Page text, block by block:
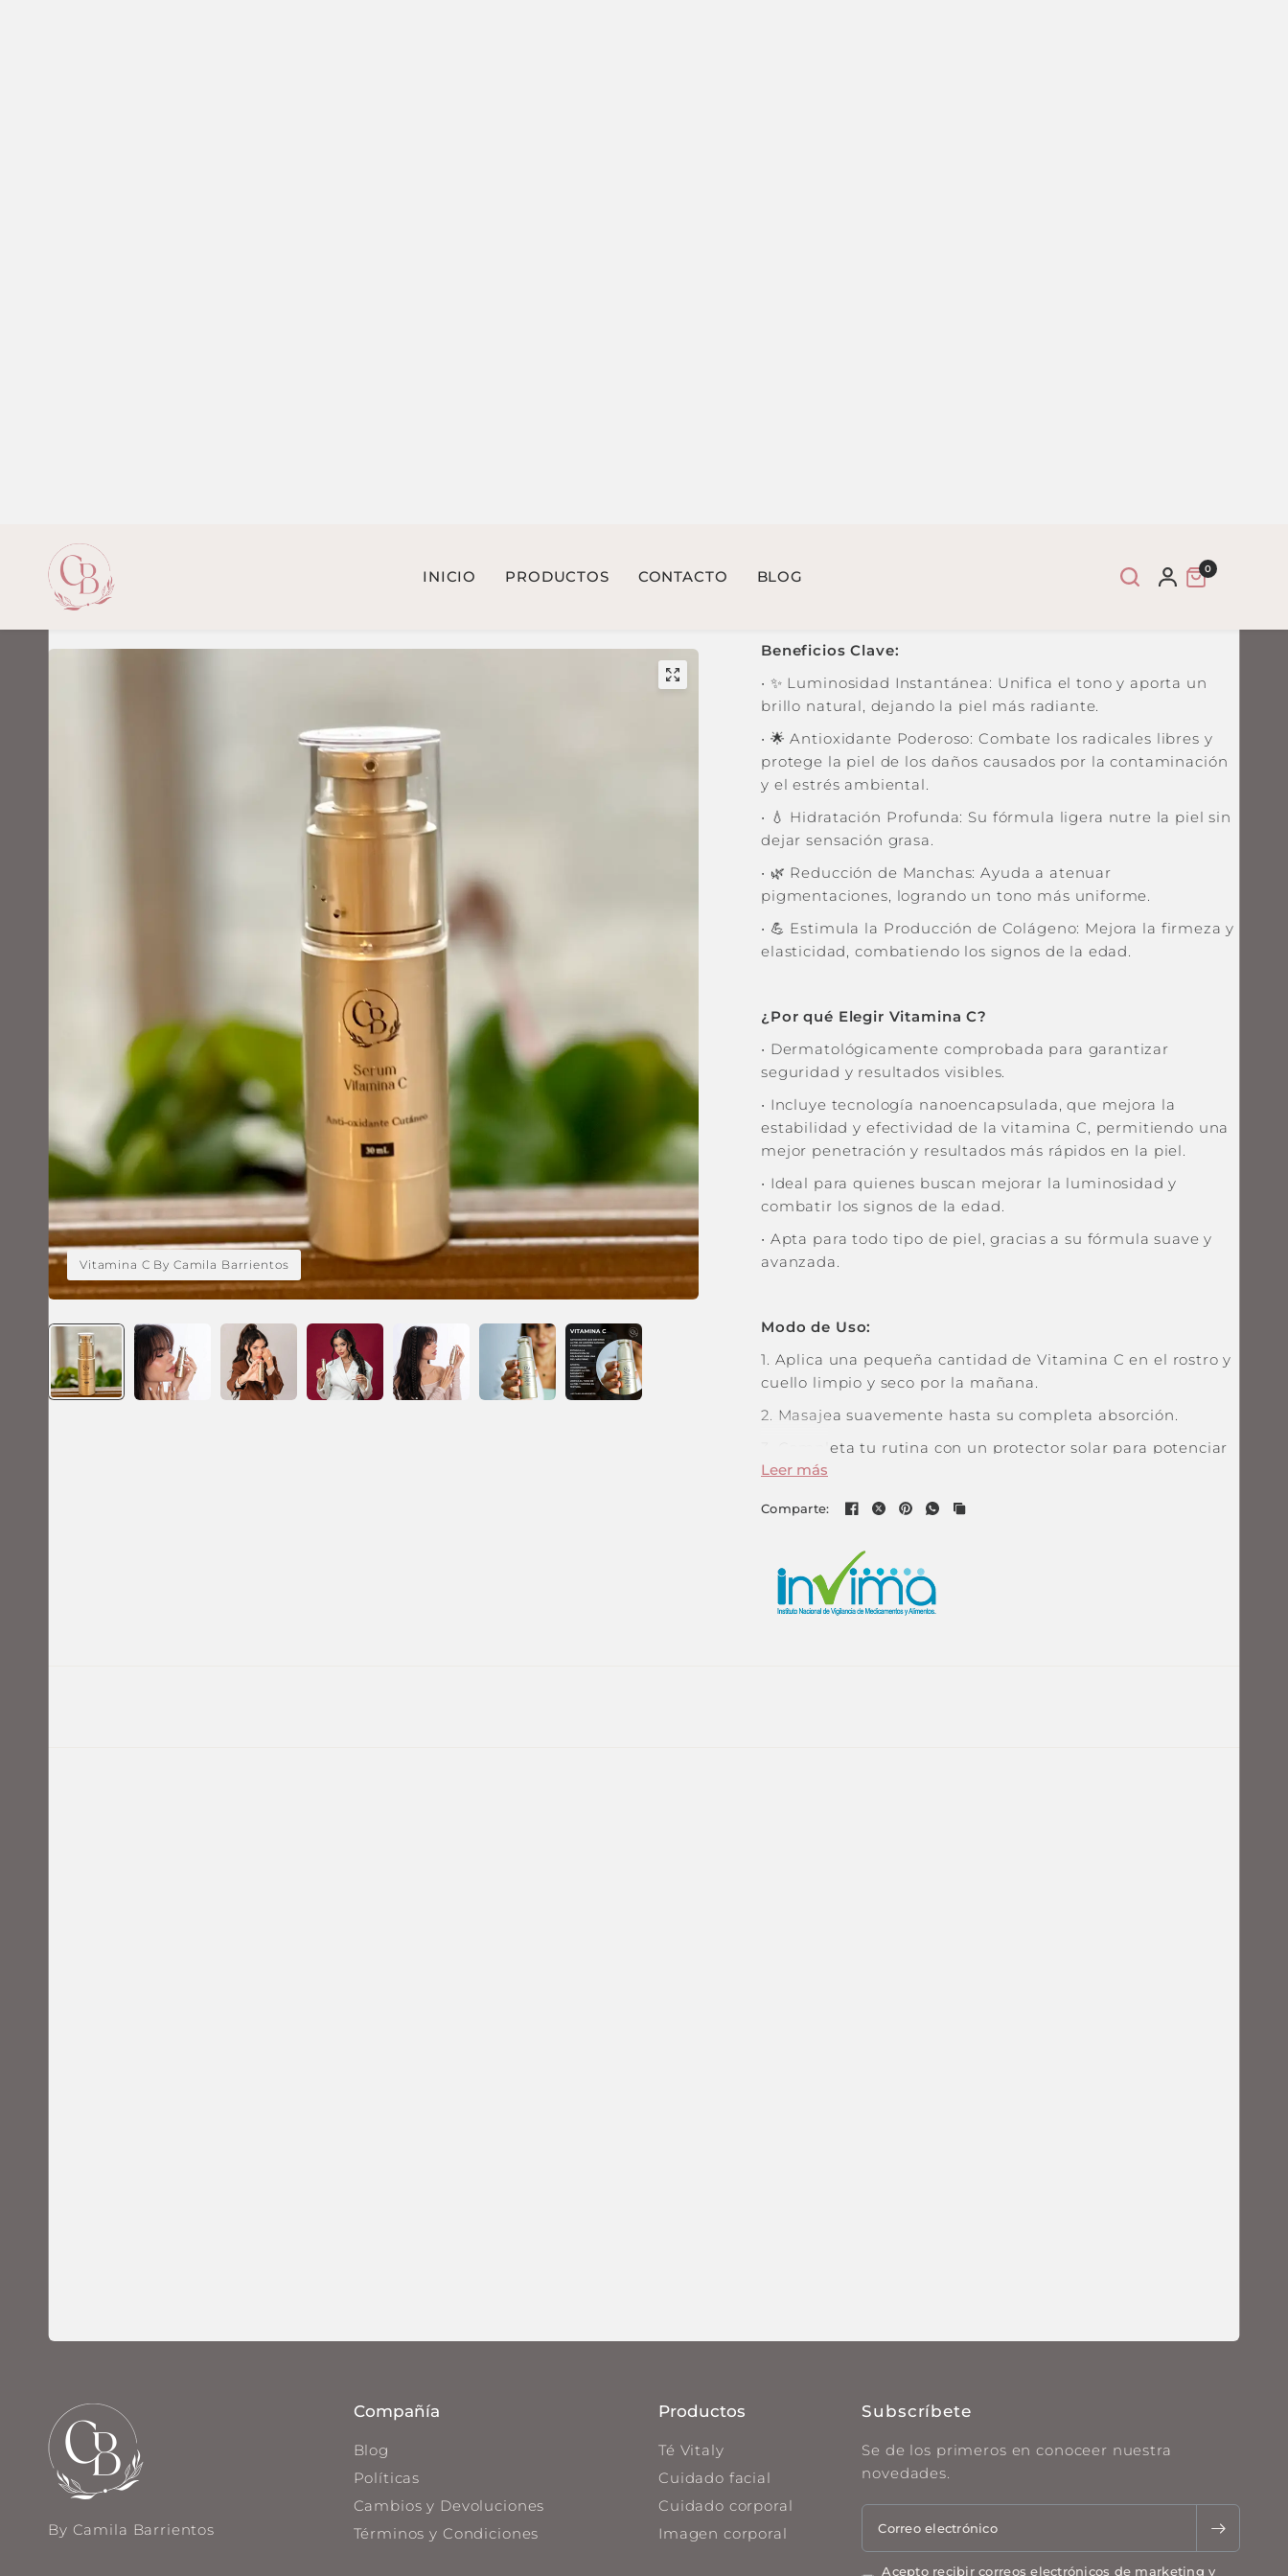
revitaliza, protege y mejora la apariencia de tu piel desde la
primera aplicación.
Beneficios Clave:
• ✨ Luminosidad Instantánea: Unifica el tono y aporta un
brillo natural, dejando la piel más radiante.
• 🌟 Antioxidante Poderoso: Combate los radicales libres y
protege la piel de los daños causados por la contaminación
y el estrés ambiental.
• 💧 Hidratación Profunda: Su fórmula ligera nutre la piel sin
dejar sensación grasa.
• 🌿 Reducción de Manchas: Ayuda a atenuar
pigmentaciones, logrando un tono más uniforme.
• 💪 Estimula la Producción de Colágeno: Mejora la firmeza y
elasticidad, combatiendo los signos de la edad.
¿Por qué Elegir Vitamina C?
• Dermatológicamente comprobada para garantizar
seguridad y resultados visibles.
• Incluye tecnología nanoencapsulada, que mejora la
estabilidad y efectividad de la vitamina C, permitiendo una
mejor penetración y resultados más rápidos en la piel.
• Ideal para quienes buscan mejorar la luminosidad y
combatir los signos de la edad.
• Apta para todo tipo de piel, gracias a su fórmula suave y
avanzada.
Modo de Uso:
1. Aplica una pequeña cantidad de Vitamina C en el rostro y
cuello limpio y seco por la mañana.
2. Masajea suavemente hasta su completa absorción.
Completa tu rutina con un protector solar para potenciar
su acción antioxidante y proteger la piel tratada.
Disfruta de una piel más luminosa, firme y protegida con
cada aplicación.
Leer más
Comparte:
By Camila Barrientos
Compañía
Blog
Políticas
Cambios y Devoluciones
Términos y Condiciones
Productos
Té Vitaly
Cuidado facial
Cuidado corporal
Imagen corporal
Subscríbete
Se de los primeros en conoceer nuestra
novedades.
Correo electrónico
Acepto recibir correos electrónicos de marketing y